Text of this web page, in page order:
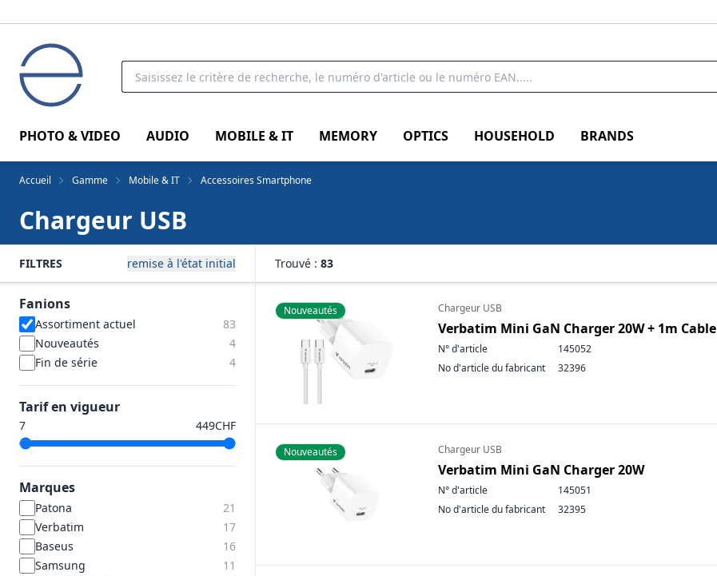
PHOTO & VIDEO AUDIO MOBILE & IT MEMORY OPTICS HOUSEHOLD BRANDS
Accueil Gamme Mobile & IT Accessoires Smartphone
Chargeur USB
FILTRES remise à l'état initial
Fanions
Assortiment actuel
83
Nouveautés
4
Fin de série
4
Tarif en vigueur
CHF
Marques
Patona
21
Verbatim
17
Baseus
16
Samsung
11
Trouvé : 83
Nouveautés Chargeur USB
Verbatim Mini GaN Charger 20W + 1m Cable
N° d'article
145052
No d'article du fabricant
32396
Nouveautés Chargeur USB
Verbatim Mini GaN Charger 20W
N° d'article
145051
No d'article du fabricant
32395